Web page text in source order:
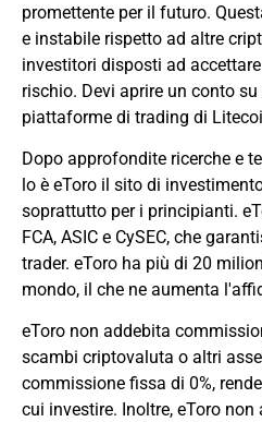
promettente per il futuro.
e instabile rispetto ad altre
investitori disposti ad
rischio. Devi aprire un conto
piattaforme di trading di
Dopo approfondite ricerche e
lo è eToro il sito di
soprattutto per i principianti.
FCA, ASIC e CySEC, che
trader. eToro ha più di 20
mondo, il che ne aumenta
eToro non addebita
scambi criptovaluta o altri
commissione fissa di 0%,
cui investire. Inoltre, eToro